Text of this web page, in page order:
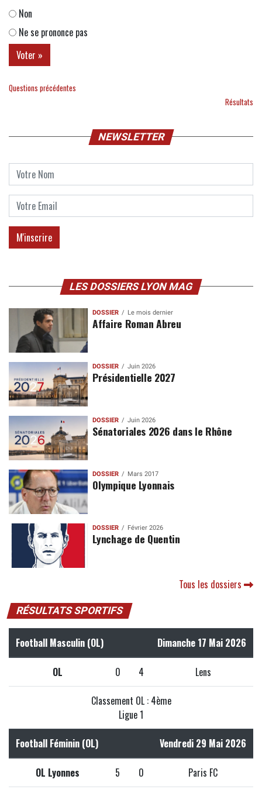
Non
Ne se prononce pas
Questions précédentes
Résultats
NEWSLETTER
LES DOSSIERS LYON MAG
DOSSIER Le mois dernier
Affaire Roman Abreu
DOSSIER Juin 2026
Présidentielle 2027
DOSSIER Juin 2026
Sénatoriales 2026 dans le Rhône
DOSSIER Mars 2017
Olympique Lyonnais
DOSSIER Février 2026
Lynchage de Quentin
Tous les dossiers
RÉSULTATS SPORTIFS
Football Masculin (OL) Dimanche 17 Mai 2026
OL 0 4 Lens
Classement OL : 4ème
Ligue 1
Football Féminin (OL) Vendredi 29 Mai 2026
OL Lyonnes 5 0 Paris FC